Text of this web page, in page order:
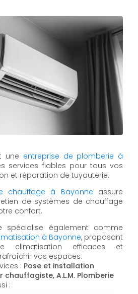
une entreprise de plomberie à
services fiables pour tous vos
et réparation de tuyauterie.
chauffage à Bayonne assure
de systèmes de chauffage
confort.
spécialise également comme
à Bayonne, proposant
climatisation efficaces et
vos espaces.
: Pose et installation
A.L.M. Plomberie
: